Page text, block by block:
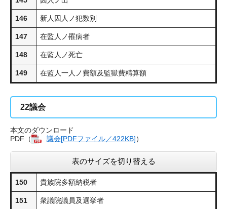
146 新人囚人ノ犯数別
147 在監人ノ罹病者
148 在監人ノ死亡
149 在監人一人ノ費額及監獄費精算額
22議会
本文のダウンロード
PDF（
議会​[PDFファイル／422KB]）
表のサイズを切り替える
150 貴族院多額納税者
151 衆議院議員及選挙者